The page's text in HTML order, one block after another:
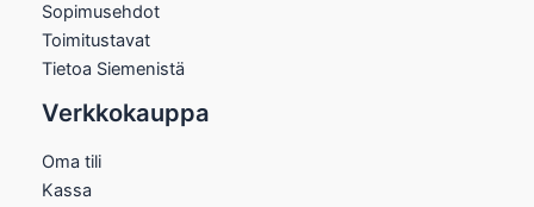
Sopimusehdot
Toimitustavat
Tietoa Siemenistä
Verkkokauppa
Oma tili
Kassa